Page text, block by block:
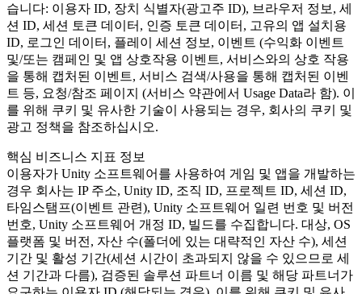
습니다: 이용자 ID, 장치 식별자(광고주 ID), 브라우저 정보, 세
션 ID, 세션 토큰 데이터, 인증 토큰 데이터, 고유의 앱 설치용
ID, 로그인 데이터, 플레이 세션 정보, 이벤트 (수익화 이벤트
및/또는 캠페인 및 앱 상호작용 이벤트, 서비스와의 상호 작용
을 통해 캡처된 이벤트, 서비스 검색/사용을 통해 캡처된 이벤
트 등, 요청/참조 페이지 (서비스 약관에서 Usage Data라 함). 이
를 위해 쿠키 및 유사한 기술이 사용되는 경우, 회사의 쿠키 및
광고 정책을 참조하십시오.
핵심 비즈니스 지표 정보
이용자가 Unity 소프트웨어를 사용하여 게임 및 앱을 개발하는
경우 회사는 IP 주소, Unity ID, 조직 ID, 프로젝트 ID, 세션 ID,
타임스탬프(이벤트 관련), Unity 소프트웨어 일련 번호 및 버전
번호, Unity 소프트웨어 개정 ID, 빌드를 수집합니다. 대상, OS
플랫폼 및 버전, 자산 수(폴더에 있는 대략적인 자산 수), 세션
기간 및 활성 기간(세션 시간이 초과되지 않을 수 있으므로 세
션 기간과 다름), 검증된 솔루션 파트너 이름 및 해당 파트너가